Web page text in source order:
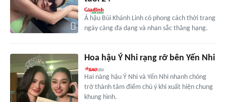
Á hậu Bùi Khánh Linh có phong cách thời trang
ngày càng đa dạng và nhan sắc thăng hạng.
Hoa hậu Ý Nhi rạng rỡ bên Yến Nhi
Hai nàng hậu Ý Nhi và Yến Nhi nhanh chóng
trở thành tâm điểm chú ý khi xuất hiện chung
khung hình.